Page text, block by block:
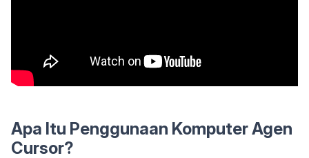
Apa Itu Penggunaan Komputer Agen
Cursor?